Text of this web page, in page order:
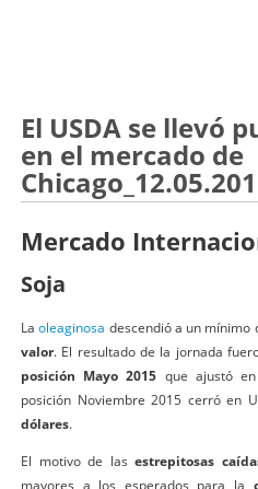
El USDA se llevó
en el mercado de
Mercado
Soja
Laoleaginosa descendió a un mínimo
valor. El resultado de la jornada
posición Mayo 2015 que ajustó
posición ​Noviembre 2015 cerró en
dólares.
El motivo de lasestrepitosas
mayores a los esperados para la